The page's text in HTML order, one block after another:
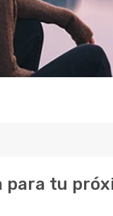
para tu